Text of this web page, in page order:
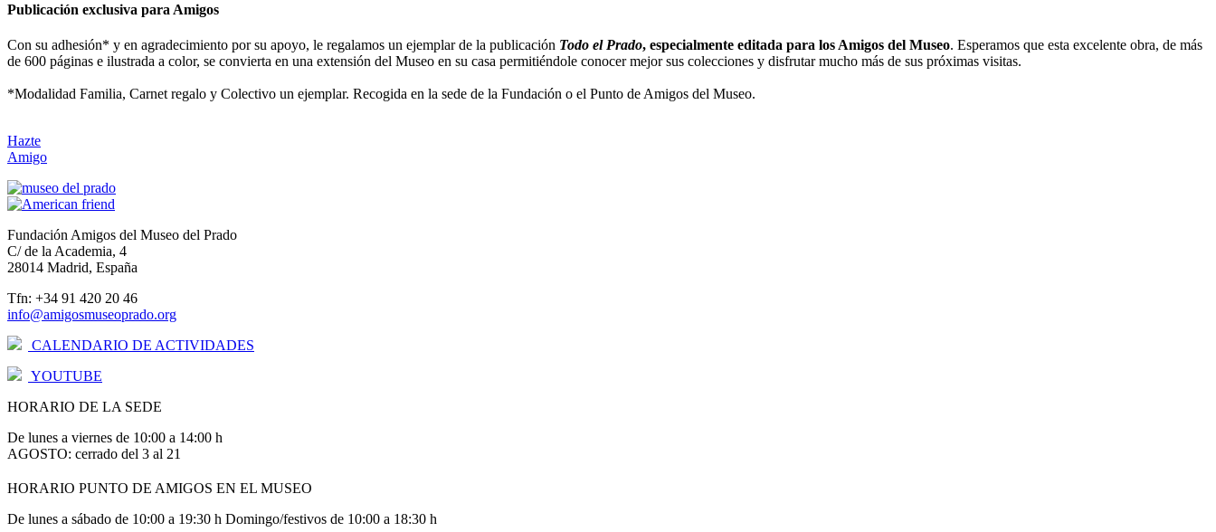
Publicación exclusiva para Amigos
Con su adhesión* y en agradecimiento por su apoyo, le regalamos un ejemplar de la publicación Todo el Prado, especialmente editada para los Amigos del Museo. Esperamos que esta excelente obra, de más
de 600 páginas e ilustrada a color, se convierta en una extensión del Museo en su casa permitiéndole conocer mejor sus colecciones y disfrutar mucho más de sus próximas visitas.
*Modalidad Familia, Carnet regalo y Colectivo un ejemplar. Recogida en la sede de la Fundación o el Punto de Amigos del Museo.
Hazte
Amigo
Fundación Amigos del Museo del Prado
C/ de la Academia, 4
28014 Madrid, España
Tfn: +34 91 420 20 46
info@amigosmuseoprado.org
CALENDARIO DE ACTIVIDADES
YOUTUBE
HORARIO DE LA SEDE
De lunes a viernes de 10:00 a 14:00 h
AGOSTO: cerrado del 3 al 21
HORARIO PUNTO DE AMIGOS EN EL MUSEO
De lunes a sábado de 10:00 a 19:30 h Domingo/festivos de 10:00 a 18:30 h